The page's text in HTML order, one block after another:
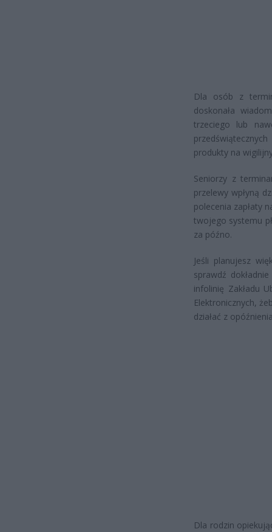
Dla osób z
doskonała
trzeciego lub
produkty na
Seniorzy z
przelewy wpłyną
polecenia zapłaty
twojego systemu
za późno.
Jeśli planujesz
sprawdź
infolinię Zakładu
Elektronicznych,
działać z
Dla rodzin